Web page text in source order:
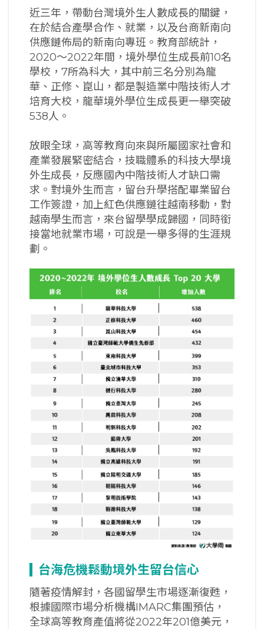
近三年，帶動台灣境外生人數成長的關鍵，
在於結合產學合作、就業，以及台商新南向
供應鏈佈局的新南向專班。教育部統計，
2020～2022年間，境外學位生成長前10名
學校，7所為科大，其中前三名分別為龍
華、正修、崑山，都是製造業中階技術人才
培育大校，龍華境外學位生成長更一舉突破
538人。
放眼全球，高等教育向來與所屬國家社會和
產業發展緊密結合，技職體系的科技大學境
外生成長，反應國內中階技術人才缺口需
求。對境外生而言，留台升學搭配畢業留台
工作簽證，加上紅色供應鏈往越南移動，對
越南學生而言，來台留學學成歸國，同時銜
接當地就業市場，可說是一舉多得的生涯規
劃。
台海危機鬆動境外生留台信心
隨著疫情解封，各國留學生市場逐漸復甦，
根據國際市場分析機構IMARC集團預估，
全球高等教育產值將從2022年201億美元，